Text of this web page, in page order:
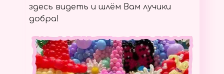
здесь видеть и шлём Вам лучики
добра!